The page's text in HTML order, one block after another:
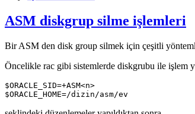
ASM diskgrup silme işlemleri
Bir ASM den disk group silmek için çeşitli
Öncelikle rac gibi sistemlerde diskgrubu ile işlem
$ORACLE_SID=+ASM<n>
$ORACLE_HOME=/dizin/asm/ev